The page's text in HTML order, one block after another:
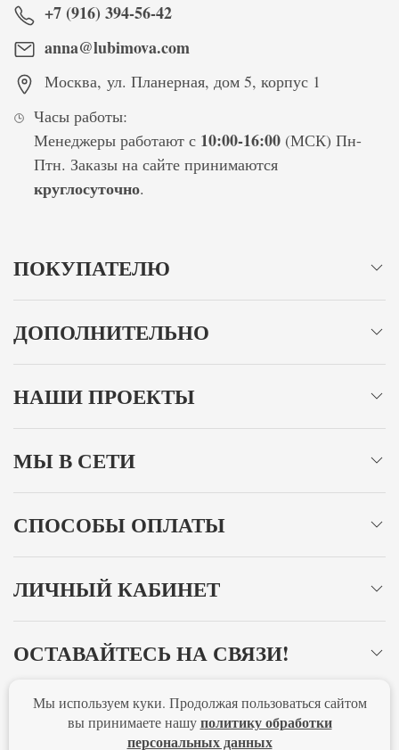
+7 (916) 394-56-42
anna@lubimova.com
Москва, ул. Планерная, дом 5, корпус 1
Часы работы:
Менеджеры работают с 10:00-16:00(МСК) Пн-
Птн. Заказы на сайте принимаются
круглосуточно.
ПОКУПАТЕЛЮ
ДОПОЛНИТЕЛЬНО
НАШИ ПРОЕКТЫ
МЫ В СЕТИ
СПОСОБЫ ОПЛАТЫ
ЛИЧНЫЙ КАБИНЕТ
ОСТАВАЙТЕСЬ НА СВЯЗИ!
Главная Политика конфиденциальности
Оферта
Мы используем куки. Продолжая пользоваться сайтом
вы принимаете нашуполитику обработки
персональных данных